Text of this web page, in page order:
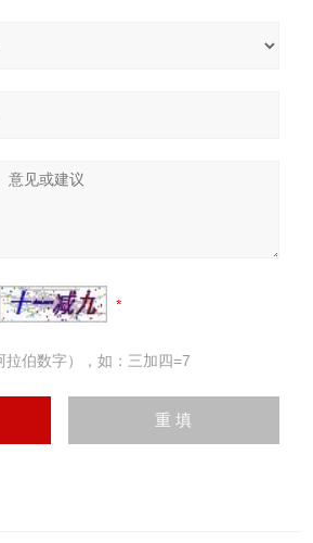
伯数字），如：三加四=7